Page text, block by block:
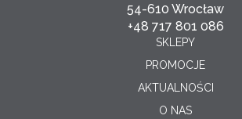
54-610 Wrocław
+48 717 801 086
SKLEPY
PROMOCJE
AKTUALNOŚCI
O NAS